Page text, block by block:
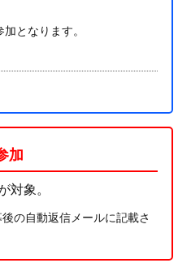
となります。
加
象。
の自動返信メールに記載さ